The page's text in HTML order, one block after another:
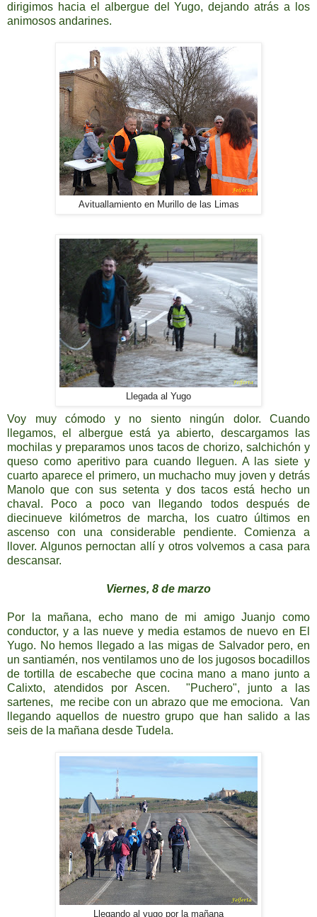
dirigimos hacia el albergue del Yugo, dejando atrás a los
animosos andarines.
Avituallamiento en Murillo de las Limas
Llegada al Yugo
Voy muy cómodo y no siento ningún dolor. Cuando
llegamos, el albergue está ya abierto, descargamos las
mochilas y preparamos unos tacos de chorizo, salchichón y
queso como aperitivo para cuando lleguen. A las siete y
cuarto aparece el primero, un muchacho muy joven y detrás
Manolo que con sus setenta y dos tacos está hecho un
chaval. Poco a poco van llegando todos después de
diecinueve kilómetros de marcha, los cuatro últimos en
ascenso con una considerable pendiente. Comienza a
llover. Algunos pernoctan allí y otros volvemos a casa para
descansar.
Viernes, 8 de marzo
Por la mañana, echo mano de mi amigo Juanjo como
conductor, y a las nueve y media estamos de nuevo en El
Yugo. No hemos llegado a las migas de Salvador pero, en
un santiamén, nos ventilamos uno de los jugosos bocadillos
de tortilla de escabeche que cocina mano a mano junto a
Calixto, atendidos por Ascen. "Puchero", junto a las
sartenes, me recibe con un abrazo que me emociona. Van
llegando aquellos de nuestro grupo que han salido a las
seis de la mañana desde Tudela.
Llegando al yugo por la mañana